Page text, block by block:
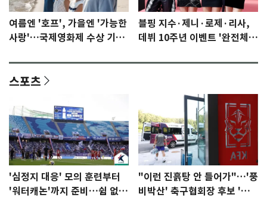
여름엔 '호프', 가을엔 '가능한
사랑'…국제영화제 수상 기대
블핑 지수·제니·로제·리사,
데뷔 10주년 이벤트 '완전체'
스포츠
'심정지 대응' 모의 훈련부터
'워터캐논'까지 준비…쉼 없는
"이런 진흙탕 안 들어가"…'풍
비박산' 축구협회장 후보 '실